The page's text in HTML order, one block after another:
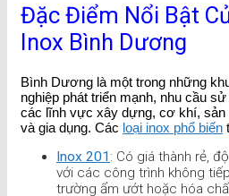
Đặc Điểm Nổi Bật
Inox Bình Dương
Bình Dương là một trong những
nghiệp phát triển mạnh, nhu cầu
các lĩnh vực xây dựng, cơ khí, sản
và gia dụng. Các loại inox phổ biến
Inox 201: Có giá thành rẻ,
với các công trình không
trường ẩm ướt hoặc hóa